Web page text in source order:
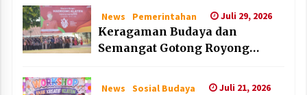
News Pemerintahan Juli 29, 2026
Keragaman Budaya dan
Semangat Gotong Royong
News Sosial Budaya Juli 21, 2026